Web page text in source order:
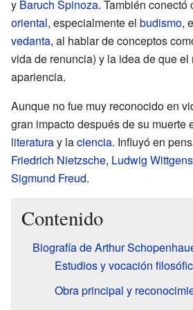
y Baruch Spinoza. También conectó
oriental, especialmente el budismo,
vedanta, al hablar de conceptos
vida de renuncia) y la idea de que el
apariencia.
Aunque no fue muy reconocido en
gran impacto después de su muerte
literaturay laciencia. Influyó en
Friedrich Nietzsche, Ludwig
Sigmund Freud.
Contenido
Biografía de Arthur
Estudios y vocación
Obra principal y